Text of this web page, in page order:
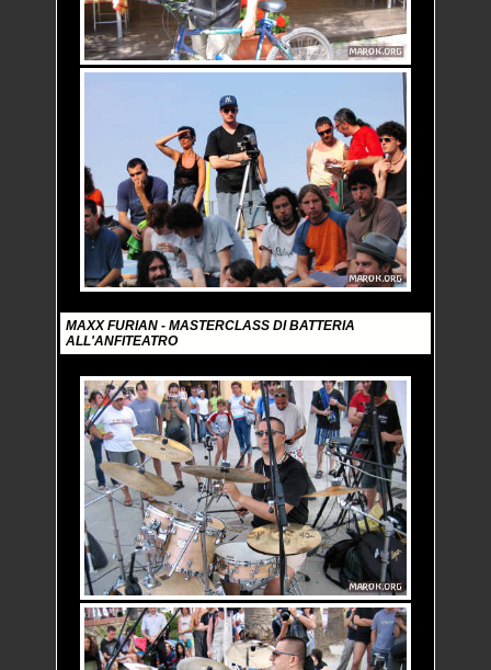
MAXX FURIAN - MASTERCLASS DI BATTERIA
ALL'ANFITEATRO